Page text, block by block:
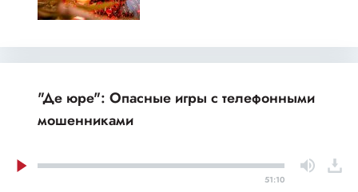
"Де юре": Опасные игры с телефонными
мошенниками
51:10